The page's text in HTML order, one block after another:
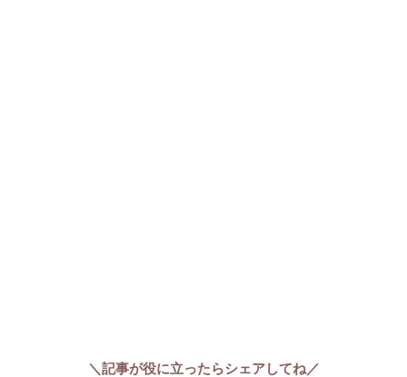
＼記事が役に立ったらシェアしてね／